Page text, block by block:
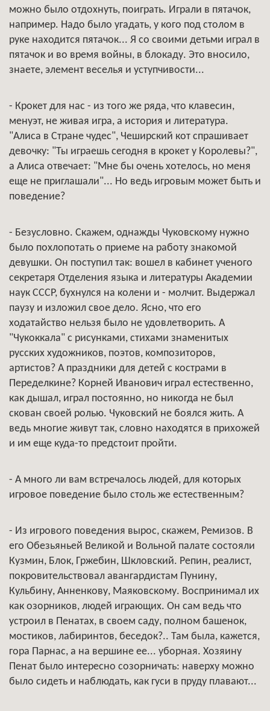
можно было отдохнуть, поиграть. Играли в пятачок,
например. Надо было угадать, у кого под столом в
руке находится пятачок... Я со своими детьми играл в
пятачок и во время войны, в блокаду. Это вносило,
знаете, элемент веселья и уступчивости...
- Крокет для нас - из того же ряда, что клавесин,
менуэт, не живая игра, а история и литература.
"Алиса в Стране чудес", Чеширский кот спрашивает
девочку: "Ты играешь сегодня в крокет у Королевы?",
а Алиса отвечает: "Мне бы очень хотелось, но меня
еще не приглашали"... Но ведь игровым может быть и
поведение?
- Безусловно. Скажем, однажды Чуковскому нужно
было похлопотать о приеме на работу знакомой
девушки. Он поступил так: вошел в кабинет ученого
секретаря Отделения языка и литературы Академии
наук СССР, бухнулся на колени и - молчит. Выдержал
паузу и изложил свое дело. Ясно, что его
ходатайство нельзя было не удовлетворить. А
"Чукоккала" с рисунками, стихами знаменитых
русских художников, поэтов, композиторов,
артистов? А праздники для детей с кострами в
Переделкине? Корней Иванович играл естественно,
как дышал, играл постоянно, но никогда не был
скован своей ролью. Чуковский не боялся жить. А
ведь многие живут так, словно находятся в прихожей
и им еще куда-то предстоит пройти.
- А много ли вам встречалось людей, для которых
игровое поведение было столь же естественным?
- Из игрового поведения вырос, скажем, Ремизов. В
его Обезьяньей Великой и Вольной палате состояли
Кузмин, Блок, Гржебин, Шкловский. Репин, реалист,
покровительствовал авангардистам Пунину,
Кульбину, Анненкову, Маяковскому. Воспринимал их
как озорников, людей играющих. Он сам ведь что
устроил в Пенатах, в своем саду, полном башенок,
мостиков, лабиринтов, беседок?.. Там была, кажется,
гора Парнас, а на вершине ее... уборная. Хозяину
Пенат было интересно созорничать: наверху можно
было сидеть и наблюдать, как гуси в пруду плавают...